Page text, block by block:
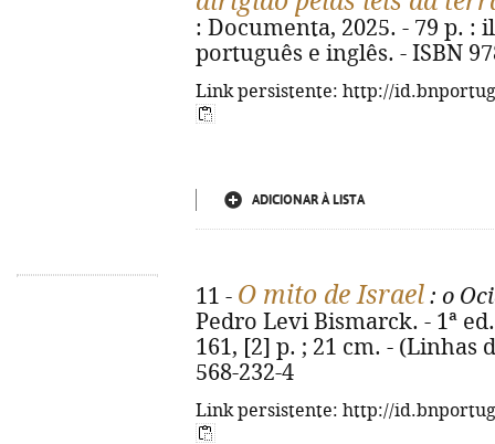
: Documenta, 2025. - 79 p. :
português e inglês. - ISBN
Link persistente: http://
ADICIONAR À LISTA
11 - O mito de Israel : o
Pedro Levi Bismarck. - 1ª
161, [2] p. ; 21 cm. - (Linhas
568-232-4
Link persistente: http://